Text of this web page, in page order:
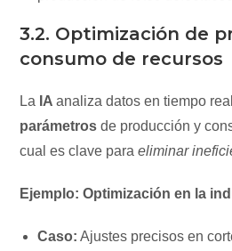
3.2. Optimización de
consumo de recursos
La IAanaliza datos en tiempo
parámetros de producción y
cual es clave paraeliminar
Ejemplo: Optimización en la
Caso: Ajustes precisos en